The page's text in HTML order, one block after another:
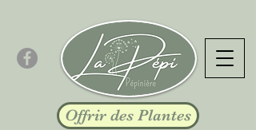
Offrir des Plantes